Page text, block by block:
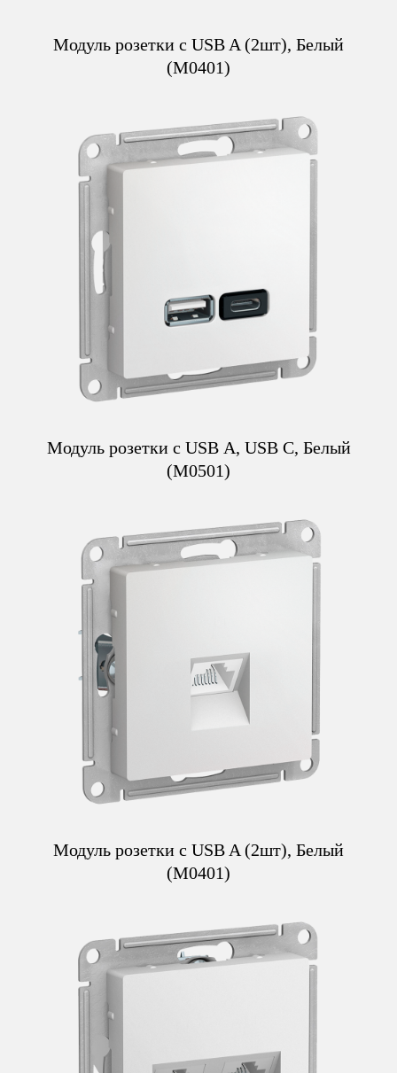
Модуль розетки с USB A (2шт), Белый
(M0401)
Модуль розетки с USB A, USB C, Белый
(M0501)
Модуль розетки с USB A (2шт), Белый
(M0401)